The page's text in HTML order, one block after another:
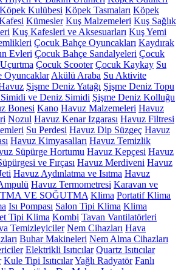
Köpek Kulübesi Köpek Tasmaları Köpek
Kümesler Kuş Malzemeleri Kuş Sağlık
Kuş Kafesleri ve Aksesuarları Kuş Yemi
Çocuk Bahçe Oyuncakları Kaydırak
Evleri Çocuk Bahçe Sandalyeleri Çocuk
Uçurtma Çocuk Scooter Çocuk Kaykay Su
Oyuncaklar Akülü Araba Su Aktivite
Şişme Deniz Yatağı Şişme Deniz Topu
ve Deniz Simidi Şişme Deniz Kolluğu
Bonesi Kano Havuz Malzemeleri Havuz
Nozul Havuz Kenar Izgarası Havuz Filtresi
Su Perdesi Havuz Dip Süzgeç Havuz
Havuz Kimyasalları Havuz Temizlik
Süpürge Hortumu Havuz Kepçesi Havuz
ve Fırçası Havuz Merdiveni Havuz
Havuz Aydınlatma ve Isıtma Havuz
Havuz Termometresi Karavan ve
VE SOĞUTMA Klima Portatif Klima
Isı Pompası Salon Tipi Klima Klima
Tipi Klima Kombi Tavan Vantilatörleri
Temizleyiciler Nem Cihazları Hava
Buhar Makineleri Nem Alma Cihazları
Elektrikli Isıtıcılar Quartz Isıtıcılar
Kule Tipi IsıtıcılarYağlı Radyatör Fanlı